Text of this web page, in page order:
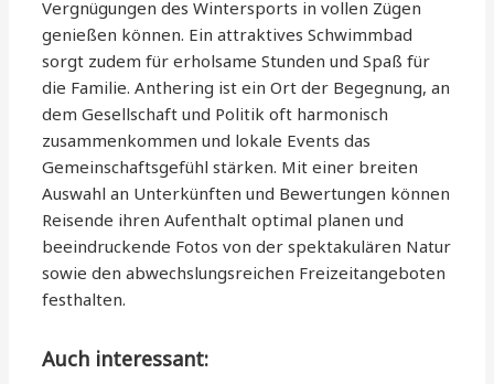
Vergnügungen des Wintersports in vollen Zügen
genießen können. Ein attraktives Schwimmbad
sorgt zudem für erholsame Stunden und Spaß für
die Familie. Anthering ist ein Ort der Begegnung, an
dem Gesellschaft und Politik oft harmonisch
zusammenkommen und lokale Events das
Gemeinschaftsgefühl stärken. Mit einer breiten
Auswahl an Unterkünften und Bewertungen können
Reisende ihren Aufenthalt optimal planen und
beeindruckende Fotos von der spektakulären Natur
sowie den abwechslungsreichen Freizeitangeboten
festhalten.
Auch interessant: